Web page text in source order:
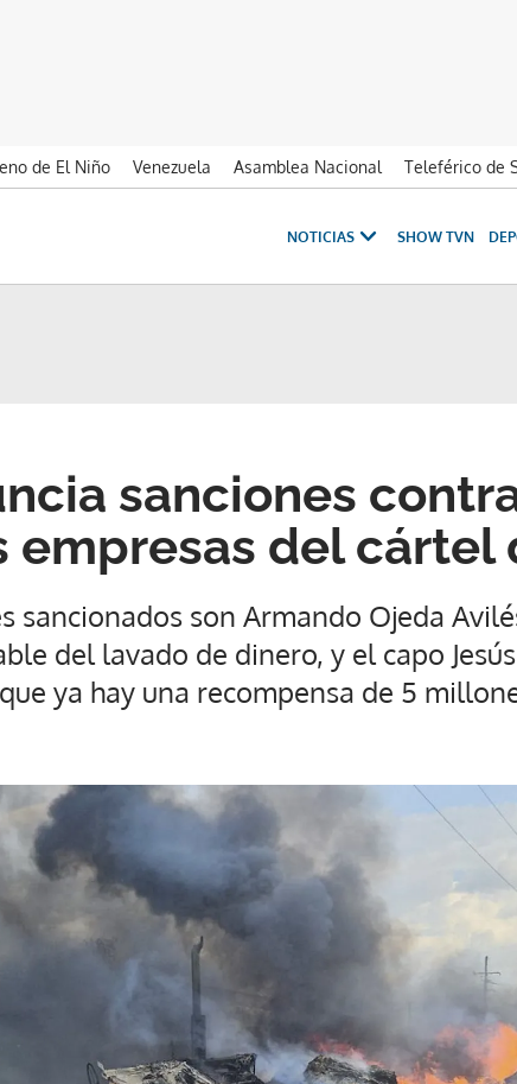
de El Niño Venezuela Asamblea Nacional Teleférico de
NOTICIAS SHOW TVN
sanciones
empresas del cártel
sancionados son Armando Ojeda
del lavado de dinero, y el capo
ya hay una recompensa de 5